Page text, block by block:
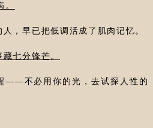
，早已把低调活成了肌肉记忆。
七分锋芒。
——不必用你的光，去试探人性的